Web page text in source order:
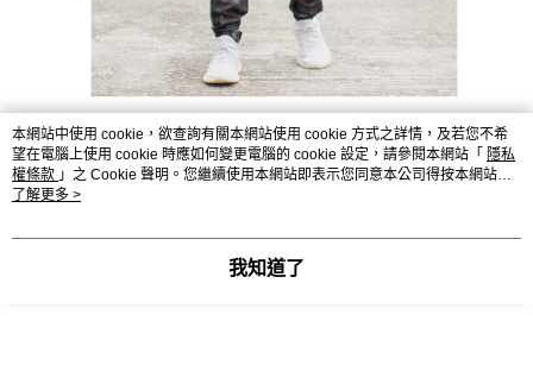
本網站中使用 cookie，欲查詢有關本網站使用 cookie 方式之詳情，及若您不希
望在電腦上使用 cookie 時應如何變更電腦的 cookie 設定，請參閱本網站「 隱私
權條款 」之 Cookie 聲明。您繼續使用本網站即表示您同意本公司得按本網站使
用條款之 Cookie 聲明使用 cookie。
了解更多 >
我知道了